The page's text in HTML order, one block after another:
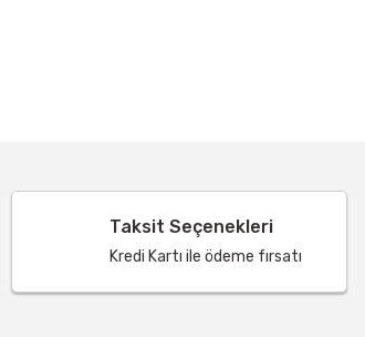
Taksit Seçenekleri
Kredi Kartı ile ödeme fırsatı